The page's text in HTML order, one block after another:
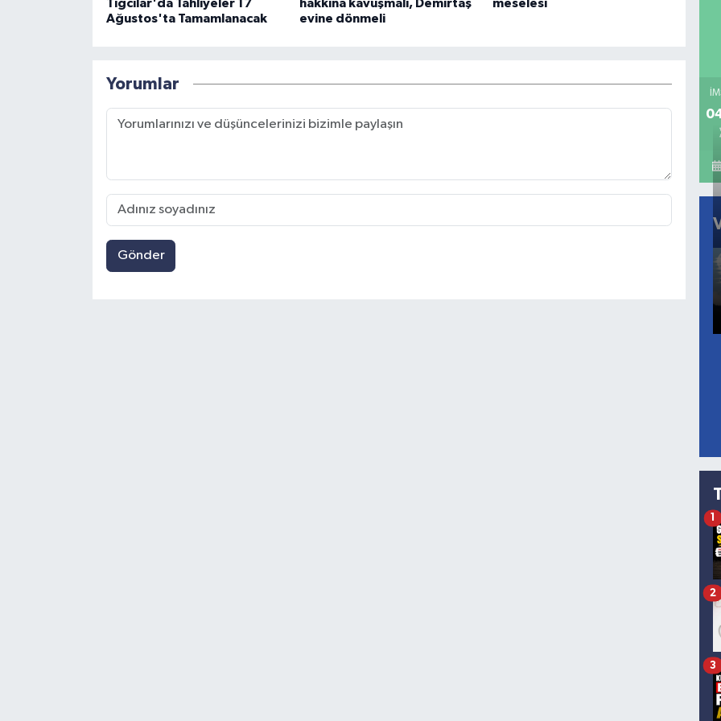
Tığcılar'da Tahliyeler 17
Ağustos'ta Tamamlanacak
hakkına kavuşmalı, Demirtaş
evine dönmeli
meselesi
Yorumlar
Gönder
1
2
3